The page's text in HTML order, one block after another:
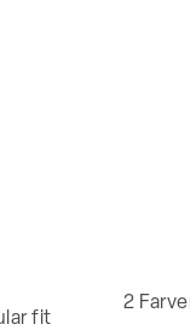
fit
2